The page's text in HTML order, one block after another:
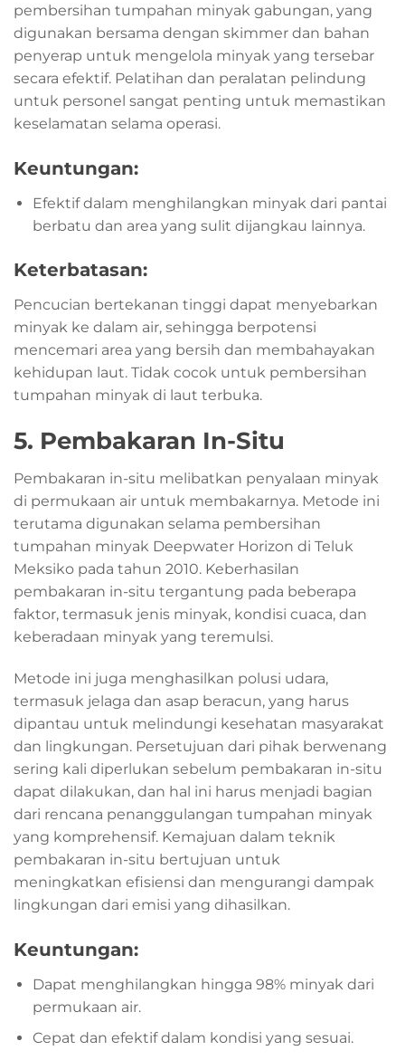
pembersihan tumpahan minyak gabungan, yang
digunakan bersama dengan skimmer dan bahan
penyerap untuk mengelola minyak yang tersebar
secara efektif. Pelatihan dan peralatan pelindung
untuk personel sangat penting untuk memastikan
keselamatan selama operasi.
Keuntungan:
Efektif dalam menghilangkan minyak dari pantai
berbatu dan area yang sulit dijangkau lainnya.
Keterbatasan:
Pencucian bertekanan tinggi dapat menyebarkan
minyak ke dalam air, sehingga berpotensi
mencemari area yang bersih dan membahayakan
kehidupan laut. Tidak cocok untuk pembersihan
tumpahan minyak di laut terbuka.
5. Pembakaran In-Situ
Pembakaran in-situ melibatkan penyalaan minyak
di permukaan air untuk membakarnya. Metode ini
terutama digunakan selama pembersihan
tumpahan minyak Deepwater Horizon di Teluk
Meksiko pada tahun 2010. Keberhasilan
pembakaran in-situ tergantung pada beberapa
faktor, termasuk jenis minyak, kondisi cuaca, dan
keberadaan minyak yang teremulsi.
Metode ini juga menghasilkan polusi udara,
termasuk jelaga dan asap beracun, yang harus
dipantau untuk melindungi kesehatan masyarakat
dan lingkungan. Persetujuan dari pihak berwenang
sering kali diperlukan sebelum pembakaran in-situ
dapat dilakukan, dan hal ini harus menjadi bagian
dari rencana penanggulangan tumpahan minyak
yang komprehensif. Kemajuan dalam teknik
pembakaran in-situ bertujuan untuk
meningkatkan efisiensi dan mengurangi dampak
lingkungan dari emisi yang dihasilkan.
Keuntungan:
Dapat menghilangkan hingga 98% minyak dari
permukaan air.
Cepat dan efektif dalam kondisi yang sesuai.